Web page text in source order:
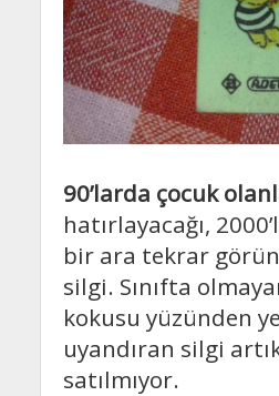
90’larda çocuk
hatırlayacağı,
bir ara tekrar
silgi. Sınıfta
kokusu yüzünden
uyandıran silgi
satılmıyor.